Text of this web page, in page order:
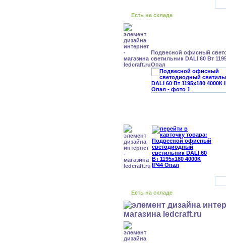
Есть на складе
Подвесной офисный
светильник DALI 60 Вт
Опал
Есть на складе